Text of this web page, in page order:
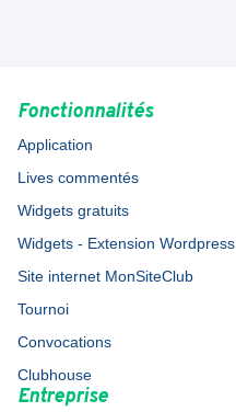
Fonctionnalités
Application
Lives commentés
Widgets gratuits
Widgets - Extension Wordpress
Site internet MonSiteClub
Tournoi
Convocations
Clubhouse
Entreprise